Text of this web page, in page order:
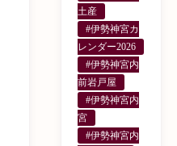
土産
#伊勢神宮カ
レンダー2026
#伊勢神宮内
前岩戸屋
#伊勢神宮内
宮
#伊勢神宮内